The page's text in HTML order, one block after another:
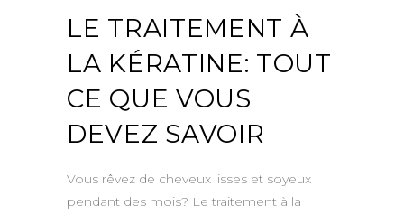
LE TRAITEMENT À
LA KÉRATINE: TOUT
CE QUE VOUS
DEVEZ SAVOIR
Vous rêvez de cheveux lisses et soyeux
pendant des mois? Le traitement à la